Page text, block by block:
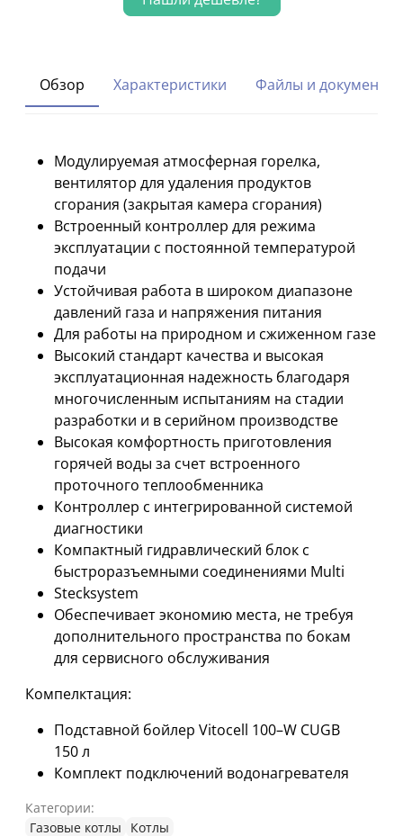
Обзор Характеристики Файлы и документы
Модулируемая атмосферная горелка,
вентилятор для удаления продуктов
сгорания (закрытая камера сгорания)
Встроенный контроллер для режима
эксплуатации с постоянной температурой
подачи
Устойчивая работа в широком диапазоне
давлений газа и напряжения питания
Для работы на природном и сжиженном газе
Высокий стандарт качества и высокая
эксплуатационная надежность благодаря
многочисленным испытаниям на стадии
разработки и в серийном производстве
Высокая комфортность приготовления
горячей воды за счет встроенного
проточного теплообменника
Контроллер с интегрированной системой
диагностики
Компактный гидравлический блок с
быстроразъемными соединениями Multi
Stecksystem
Обеспечивает экономию места, не требуя
дополнительного пространства по бокам
для сервисного обслуживания
Компелктация:
Подставной бойлер Vitocell 100–W CUGB
150 л
Комплект подключений водонагревателя
Категории:
Газовые котлы
Котлы